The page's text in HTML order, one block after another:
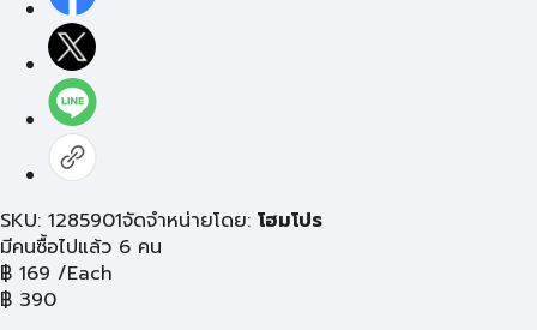
SKU: 1285901จัดจำหน่ายโดย: โฮมโปร
มีคนซื้อไปแล้ว 6 คน
฿ 169 /Each
฿ 390